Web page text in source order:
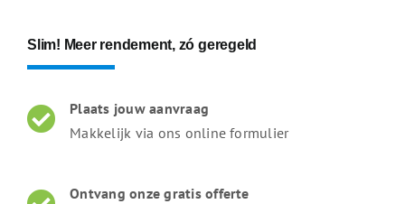
Slim! Meer rendement, zó geregeld
Plaats jouw aanvraag
Makkelijk via ons online formulier
Ontvang onze gratis offerte